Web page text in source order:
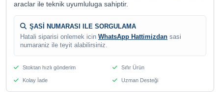
araclar ile teknik uyumluluga sahiptir.
ŞASİ NUMARASI ILE SORGULAMA
Hatali siparisi onlemek icin WhatsApp Hattimizdan sasi
numaraniz ile teyit alabilirsiniz.
Stoktan hızlı gönderim Sıfır Ürün
Kolay İade Uzman Desteği